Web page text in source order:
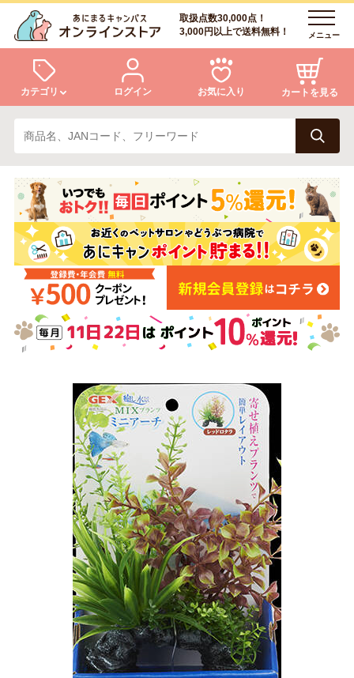
取扱点数30,000点！
3,000円以上で送料無料！
メニュー
カテゴリ
犬 猫
小動物・鳥 アクア・爬虫類・昆虫
ドッグフード キャットフード
美容・ケア用品 服・おさんぽ用品
日用品（デイリー） リビング雑貨
トリマーグッズ シニアサポート
ログイン お気に入り カートを見る
ログイン
会員登録
あにまるキャンパスについて
アフターサービス
商品リクエスト
お問い合わせ